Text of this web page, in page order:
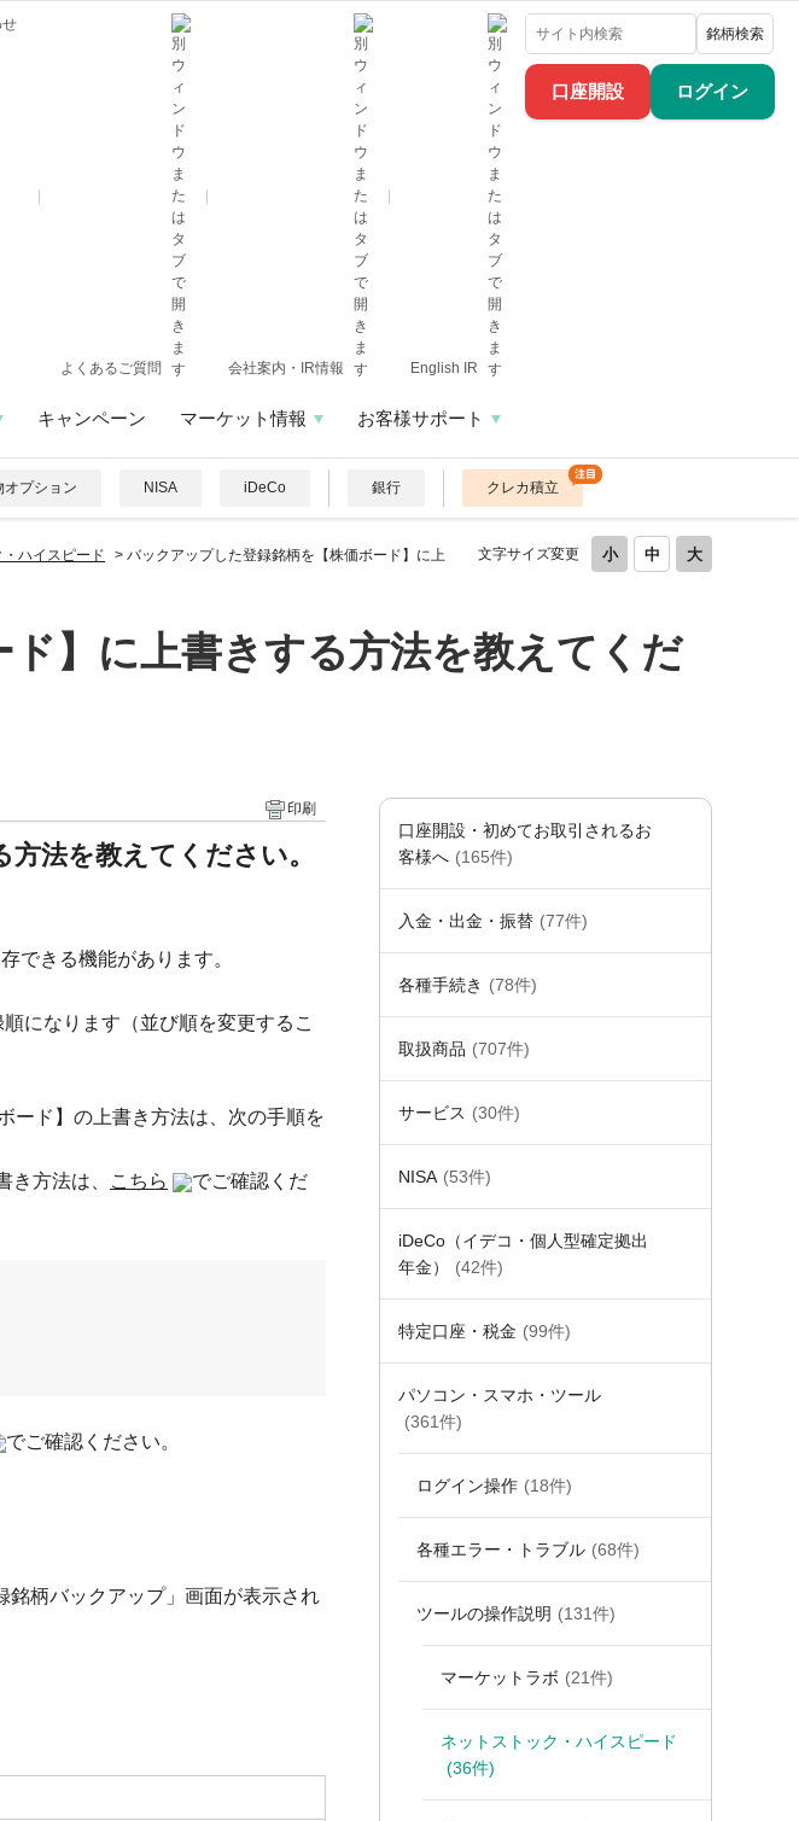
口座開設 ログイン
よくあるご質問 会社案内・IR情報 English IR
銘柄検索
キャンペーン マーケット情報 お客様サポート
オプション NISA iDeCo 銀行 クレカ積立
文字サイズ変更
ハイスピード > バックアップした登録銘柄を【株価ボード】に上
】に上書きする方法を教えてくだ
口座開設・初めてお取引されるお
客様へ (165件)
入金・出金・振替 (77件)
各種手続き (78件)
取扱商品 (707件)
サービス (30件)
NISA (53件)
iDeCo（イデコ・個人型確定拠出
年金）
(42件)
特定口座・税金 (99件)
パソコン・スマホ・ツール
(361件)
ログイン操作 (18件)
各種エラー・トラブル (68件)
ツールの操作説明 (131件)
マーケットラボ (21件)
ネットストック・ハイスピード
(36件)
印刷
法を教えてください。
できる機能があります。
になります（並び順を変更するこ
ード】の上書き方法は、次の手順を
方法は、 こちら
でご確認くだ
でご確認ください。
銘柄バックアップ」画面が表示され